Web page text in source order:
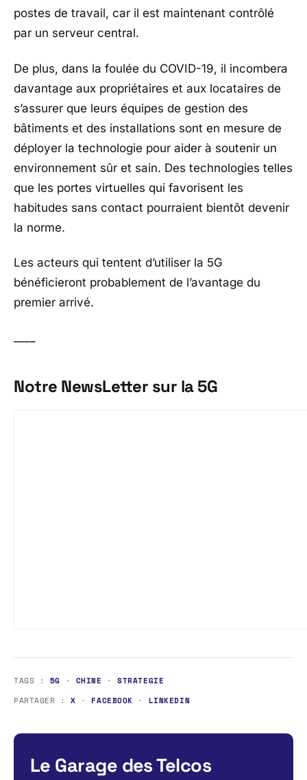
postes de travail, car il est maintenant contrôlé
par un serveur central.
De plus, dans la foulée du COVID-19, il incombera
davantage aux propriétaires et aux locataires de
s’assurer que leurs équipes de gestion des
bâtiments et des installations sont en mesure de
déployer la technologie pour aider à soutenir un
environnement sûr et sain. Des technologies telles
que les portes virtuelles qui favorisent les
habitudes sans contact pourraient bientôt devenir
la norme.
Les acteurs qui tentent d’utiliser la 5G
bénéficieront probablement de l’avantage du
premier arrivé.
Notre NewsLetter sur la 5G
TAGS : 5G · CHINE ·STRATEGIE
PARTAGER :X · FACEBOOK · LINKEDIN
Le Garage des Telcos